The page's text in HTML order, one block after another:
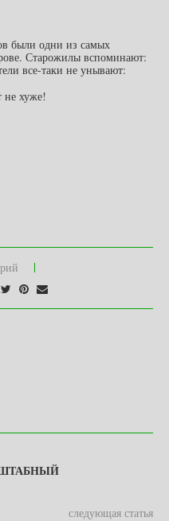
были одни из самых
Старожилы вспоминают:
все-таки не унывают:
не хуже!
следующая статья